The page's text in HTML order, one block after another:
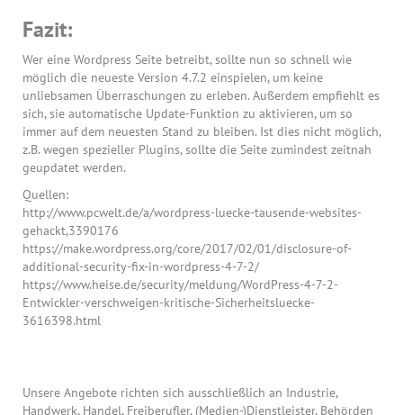
Fazit:
Wer eine Wordpress Seite betreibt, sollte nun so schnell wie
möglich die neueste Version 4.7.2 einspielen, um keine
unliebsamen Überraschungen zu erleben. Außerdem empfiehlt es
sich, sie automatische Update-Funktion zu aktivieren, um so
immer auf dem neuesten Stand zu bleiben. Ist dies nicht möglich,
z.B. wegen spezieller Plugins, sollte die Seite zumindest zeitnah
geupdatet werden.
Quellen:
http://www.pcwelt.de/a/wordpress-luecke-tausende-websites-
gehackt,3390176
https://make.wordpress.org/core/2017/02/01/disclosure-of-
additional-security-fix-in-wordpress-4-7-2/
https://www.heise.de/security/meldung/WordPress-4-7-2-
Entwickler-verschweigen-kritische-Sicherheitsluecke-
3616398.html
Unsere Angebote richten sich ausschließlich an Industrie,
Handwerk, Handel, Freiberufler, (Medien-)Dienstleister, Behörden